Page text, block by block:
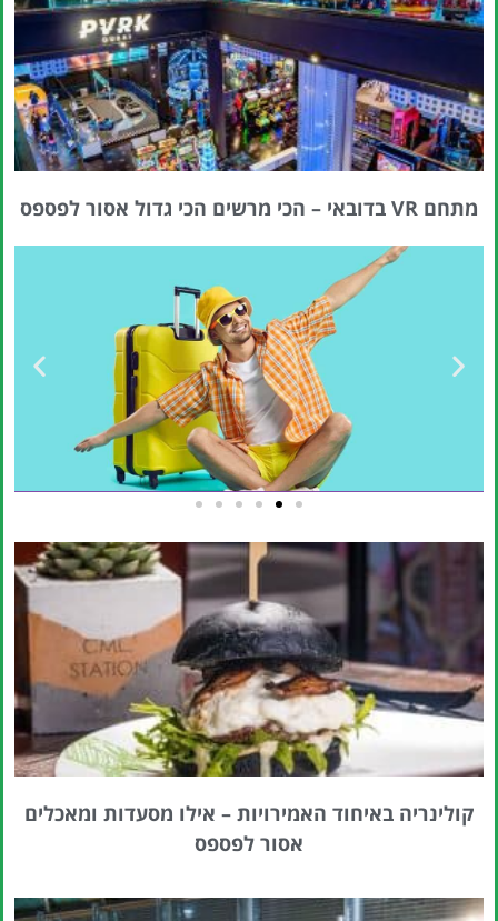
מתחם VR בדובאי – הכי מרשים הכי גדול אסור לפספס
מציאת
טיסה זולה?
לחצו
פה!
קולינריה באיחוד האמירויות – אילו מסעדות ומאכלים
אסור לפספס